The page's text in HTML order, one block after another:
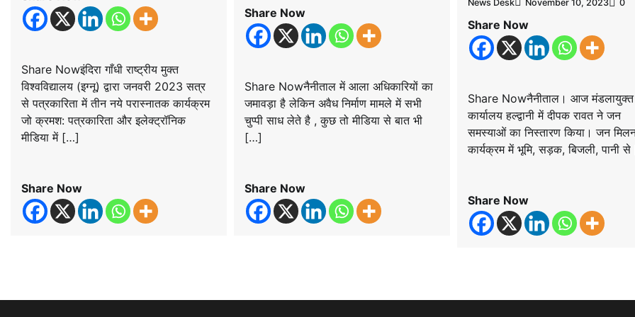
Share Nowइंदिरा गाँधी राष्ट्रीय मुक्त
विश्वविद्यालय (इग्नू) द्वारा जनवरी 2023 सत्र
से पत्रकारिता में तीन नये परास्नातक कार्यक्रम
जो क्रमश: पत्रकारिता और इलेक्ट्रॉनिक
मीडिया में […]
Share Now
Share Now
Share Nowनैनीताल में आला अधिकारियों का
जमावड़ा है लेकिन अवैध निर्माण मामले में सभी
चुप्पी साध लेते है , कुछ तो मीडिया से बात भी
[…]
Share Now
News Desk November 10, 2023 0
Share Now
Share Nowनैनीताल। आज
कार्यालय हल्द्वानी में दीपक रावत ने जन
समस्याओं का निस्तारण किया। जन
कार्यक्रम में भूमि, सड़क, बिजली, पानी
Share Now